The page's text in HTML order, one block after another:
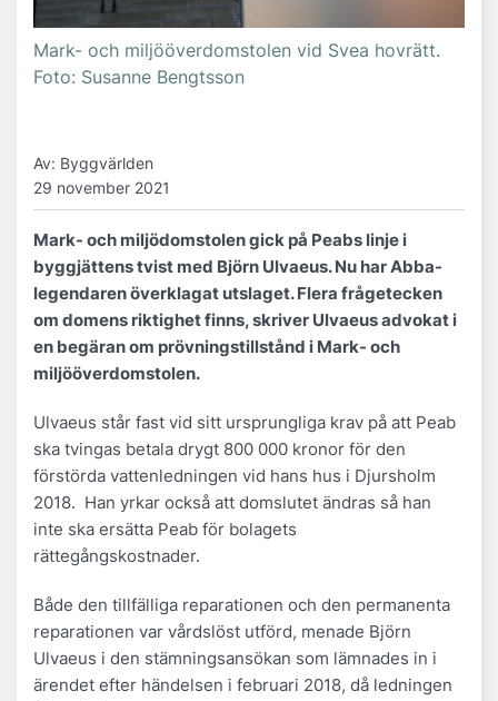
Mark- och miljööverdomstolen vid Svea hovrätt.
Foto: Susanne Bengtsson
Av: Byggvärlden
29 november 2021
Mark- och miljödomstolen gick på Peabs linje i
byggjättens tvist med Björn Ulvaeus. Nu har Abba-
legendaren överklagat utslaget. Flera frågetecken
om domens riktighet finns, skriver Ulvaeus advokat i
en begäran om prövningstillstånd i Mark- och
miljööverdomstolen.
Ulvaeus står fast vid sitt ursprungliga krav på att Peab
ska tvingas betala drygt 800 000 kronor för den
förstörda vattenledningen vid hans hus i Djursholm
2018. Han yrkar också att domslutet ändras så han
inte ska ersätta Peab för bolagets
rättegångskostnader.
Både den tillfälliga reparationen och den permanenta
reparationen var vårdslöst utförd, menade Björn
Ulvaeus i den stämningsansökan som lämnades in i
ärendet efter händelsen i februari 2018, då ledningen